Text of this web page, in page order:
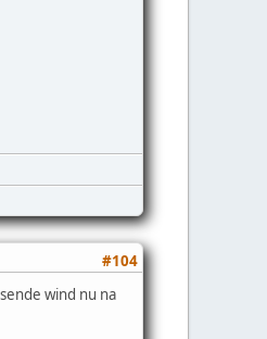
#104
wind nu na